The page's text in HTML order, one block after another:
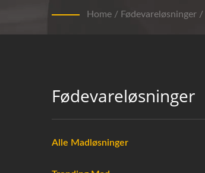
Home / Fødevareløsninger /
Fødevareløsninger
Alle Madløsninger